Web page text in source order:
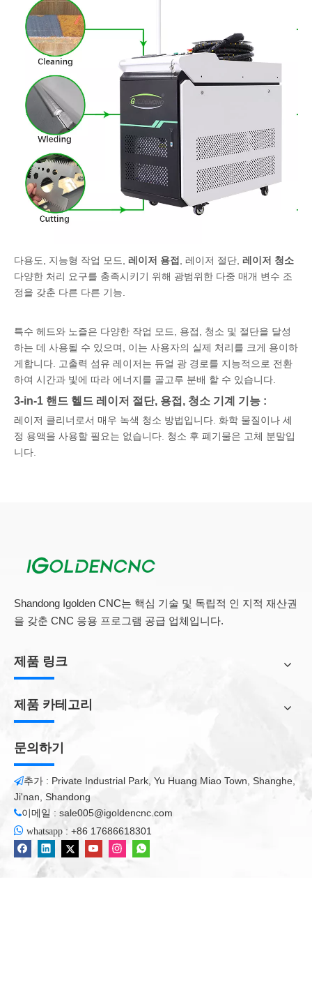
다용도, 지능형 작업 모드, 레이저 용접 , 레이저 절단, 레이저 청소
다양한 처리 요구를 충족시키기 위해 광범위한 다중 매개 변수 조
정을 갖춘 다른 다른 기능.
특수 헤드와 노즐은 다양한 작업 모드, 용접, 청소 및 절단을 달성
하는 데 사용될 수 있으며, 이는 사용자의 실제 처리를 크게 용이하
게합니다. 고출력 섬유 레이저는 듀얼 광 경로를 지능적으로 전환
하여 시간과 빛에 따라 에너지를 골고루 분배 할 수 있습니다.
3-in-1 핸드 헬드 레이저 절단, 용접, 청소 기계 기능 :
레이저 클리너로서 매우 녹색 청소 방법입니다. 화학 물질이나 세
정 용액을 사용할 필요는 없습니다. 청소 후 폐기물은 고체 분말입
니다.
휴대용 레이저 건은 휴대하기 쉽고 간단한 핸드 헬드 구성이 특징
입니다.
전환하고 작업 중 작업을 단순화 할 수 있습니다. 무게는 0.7SKG
입니다. 사용할 때 피곤하지 않을 것입니다.
없으며 조립하기 쉽습니다. 집회
특히 설계된 산업 상수 온도 수냉식 냉각기. 냉각기에는 필터가 장
착되어 있습니다. 서비스 수명이 길고 안전하고 내구성이 뛰어나
며 안정적인 작업 성능이 있습니다. 강력하고 안정적인 수냉식 시
휴대용 디자인. 자유로운 움직임을위한 바퀴가 달린 작고 인체 공
학적 디자인.
제조업체는 옵션 액세서리 목록을 제공합니다
컴퓨터 : 시각적 작동, 마킹 소프트웨어 제어, 마킹 동작을 더 잘 완
성합니다.
회전식 고정물 : 주로 복잡한 공작물의 다른 각도의 어려운 처리 요
Shandong Igolden CNC는 핵심 기술 및 독립적 인 지적 재산권
을 갖춘 CNC 응용 프로그램 공급 업체입니다.
제품 링크
제품 카테고리
문의하기
추가 : Private Industrial Park, Yu Huang Miao Town, Shanghe,
Ji'nan, Shandong
이메일 : sale005@igoldencnc.com
 whatsapp : +86 17686618301